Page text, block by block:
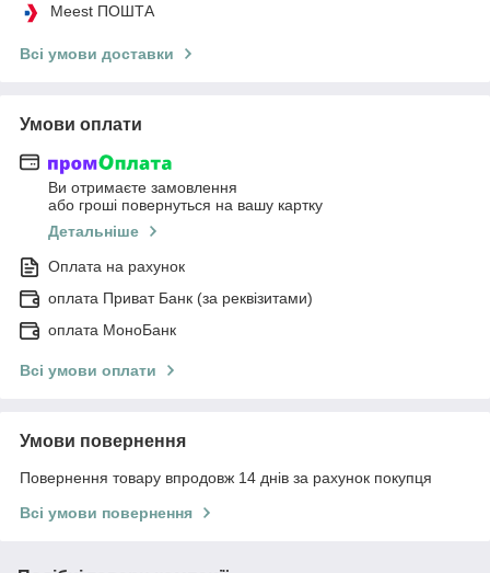
Meest ПОШТА
Всі умови доставки
Умови оплати
Ви отримаєте замовлення
або гроші повернуться на вашу картку
Детальніше
Оплата на рахунок
оплата Приват Банк (за реквізитами)
оплата МоноБанк
Всі умови оплати
Умови повернення
Повернення товару впродовж 14 днів за рахунок покупця
Всі умови повернення